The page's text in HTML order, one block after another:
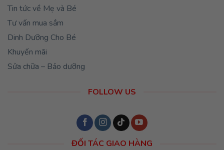
Tin tức về Mẹ và Bé
Tư vấn mua sắm
Dinh Dưỡng Cho Bé
Khuyến mãi
Sửa chữa – Bảo dưỡng
FOLLOW US
ĐỐI TÁC GIAO HÀNG